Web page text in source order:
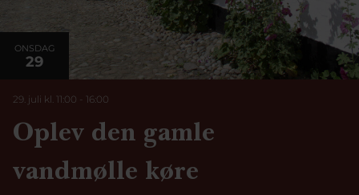
ONSDAG
29
29. juli kl. 11:00 - 16:00
Oplev den gamle
vandmølle køre